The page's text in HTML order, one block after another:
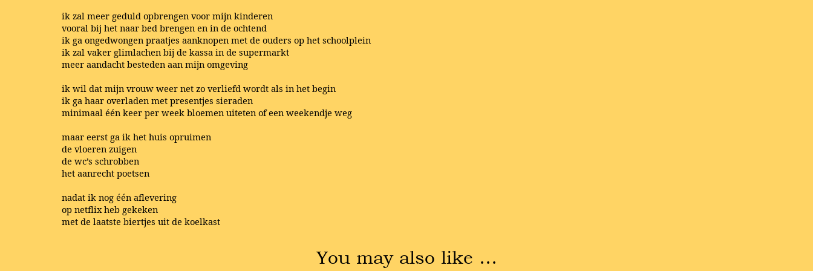
ik zal meer geduld opbrengen voor mijn kinderen
vooral bij het naar bed brengen en in de ochtend
ik ga ongedwongen praatjes aanknopen met de ouders op het schoolplein
ik zal vaker glimlachen bij de kassa in de supermarkt
meer aandacht besteden aan mijn omgeving
ik wil dat mijn vrouw weer net zo verliefd wordt als in het begin
ik ga haar overladen met presentjes sieraden
minimaal één keer per week bloemen uiteten of een weekendje weg
maar eerst ga ik het huis opruimen
de vloeren zuigen
de wc’s schrobben
het aanrecht poetsen
nadat ik nog één aflevering
op netflix heb gekeken
met de laatste biertjes uit de koelkast
You may also like …